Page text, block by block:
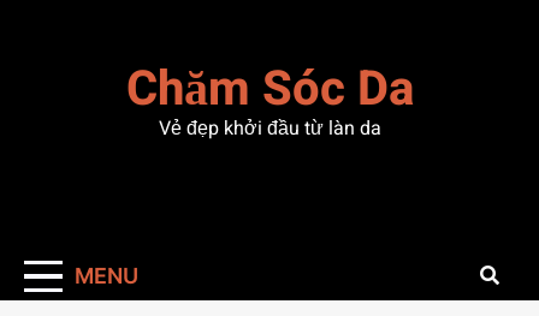
Chăm Sóc Da
Vẻ đẹp khởi đầu từ làn da
MENU